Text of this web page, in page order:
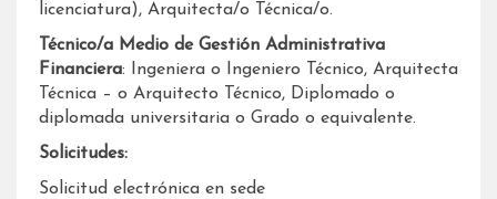
licenciatura), Arquitecta/o Técnica/o.
Técnico/a Medio de Gestión Administrativa
Financiera: Ingeniera o Ingeniero Técnico, Arquitecta
Técnica – o Arquitecto Técnico, Diplomado o
diplomada universitaria o Grado o equivalente.
Solicitudes:
Solicitud electrónica en sede